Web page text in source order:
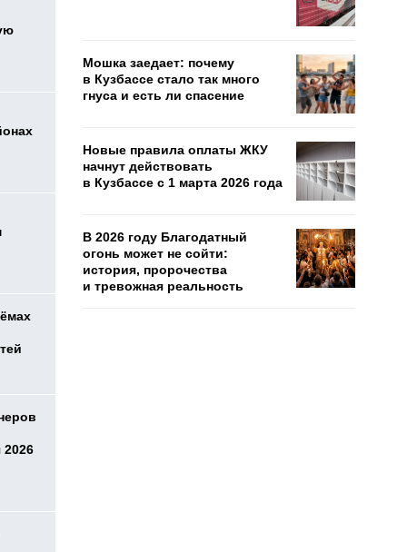
2026
Мошка заедает: почему
в Кузбассе стало так много
гнуса и есть ли спасение
Новые правила оплаты ЖКУ
начнут действовать
в Кузбассе с 1 марта 2026 года
В 2026 году Благодатный
огонь может не сойти:
история, пророчества
и тревожная реальность